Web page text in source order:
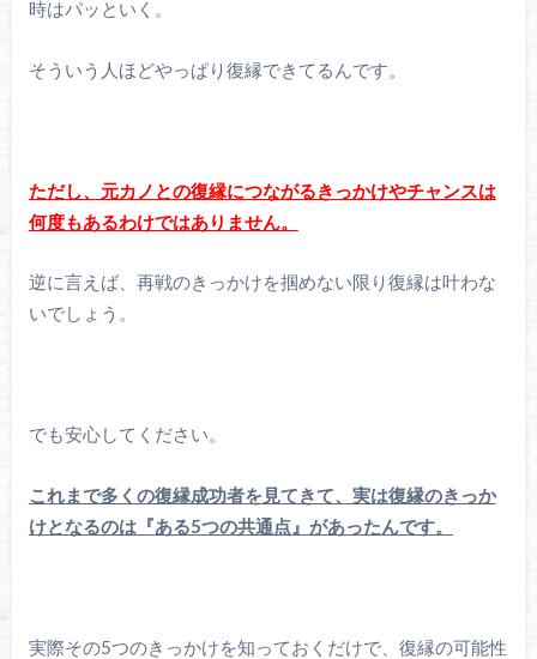
時はパッといく。
そういう人ほどやっぱり復縁できてるんです。
ただし、元カノとの復縁につながるきっかけやチャンスは
何度もあるわけではありません。
逆に言えば、再戦のきっかけを掴めない限り復縁は叶わな
いでしょう。
でも安心してください。
これまで多くの復縁成功者を見てきて、実は復縁のきっか
けとなるのは『ある5つの共通点』があったんです。
実際その5つのきっかけを知っておくだけで、復縁の可能性